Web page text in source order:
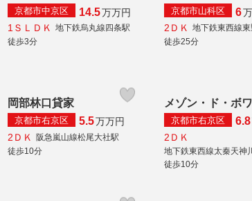
京都市中京区 14.5万万円
1ＳＬＤＫ
地下鉄烏丸線四条駅
徒歩3分
京都市山科区 6万
2ＤＫ
地下鉄東西線東
徒歩25分
岡部林口貸家
京都市右京区 5.5万万円
2ＤＫ
阪急嵐山線松尾大社駅
徒歩10分
メゾン・ド・ボ
京都市右京区 6.8
2ＤＫ
地下鉄東西線太秦天神
徒歩10分